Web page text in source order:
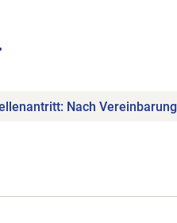
Nach Vereinbarung